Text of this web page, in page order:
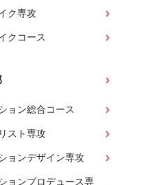
ク専攻
クコース
ョン総合コース
スト専攻
ョンデザイン専攻
ョンプロデュース専